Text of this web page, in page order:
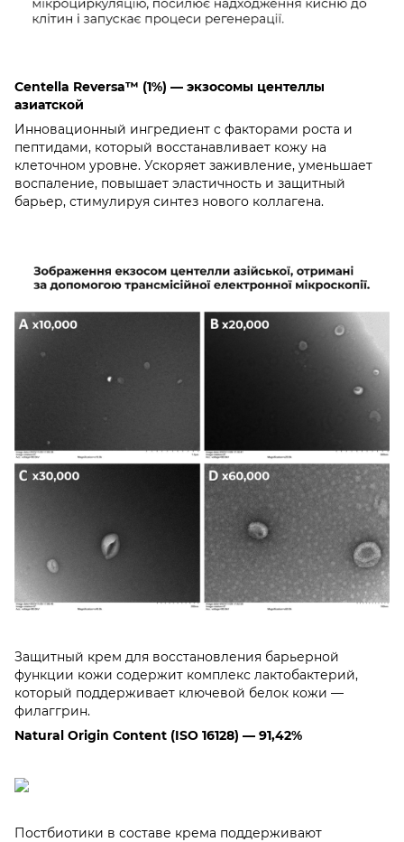
Centella Reversa™ (1%) — экзосомы центеллы
азиатской
Инновационный ингредиент с факторами роста и
пептидами, который восстанавливает кожу на
клеточном уровне. Ускоряет заживление, уменьшает
воспаление, повышает эластичность и защитный
барьер, стимулируя синтез нового коллагена.
Защитный крем для восстановления барьерной
функции кожи содержит комплекс лактобактерий,
который поддерживает ключевой белок кожи —
филаггрин.
Natural Origin Content (ISO 16128) — 91,42%
Постбиотики в составе крема поддерживают